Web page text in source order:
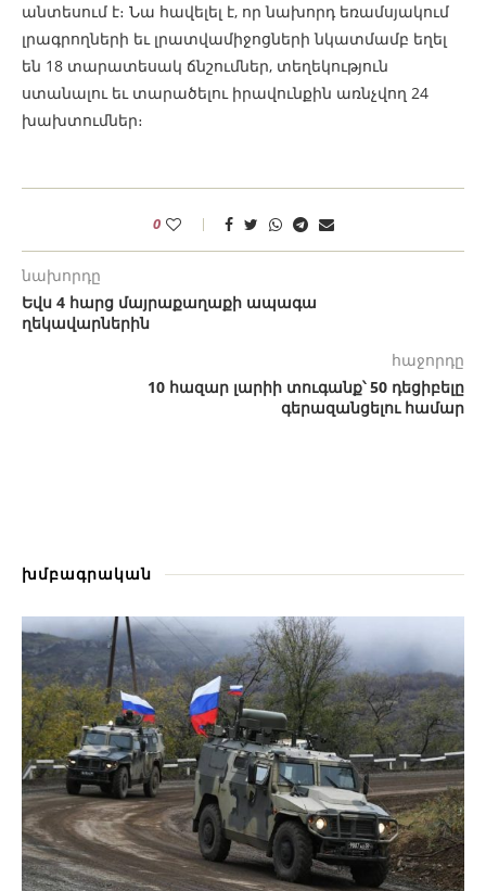
անտեսում է։ Նա հավելել է, որ նախորդ եռամսյակում
լրագրողների եւ լրատվամիջոցների նկատմամբ եղել
են 18 տարատեսակ ճնշումներ, տեղեկություն
ստանալու եւ տարածելու իրավունքին առնչվող 24
խախտումներ։
0
նախորդը
Եվս 4 հարց մայրաքաղաքի ապագա
ղեկավարներին
հաջորդը
10 հազար լարիի տուգանք՝ 50 դեցիբելը
գերազանցելու համար
խմբագրական